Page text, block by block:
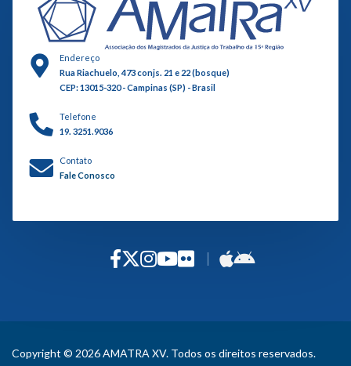
Endereço
Rua Riachuelo, 473 conjs. 21 e 22 (bosque)
CEP: 13015-320 - Campinas (SP) - Brasil
Telefone
19. 3251.9036
Contato
Fale Conosco
Copyright © 2026 AMATRA XV. Todos os direitos reservados.